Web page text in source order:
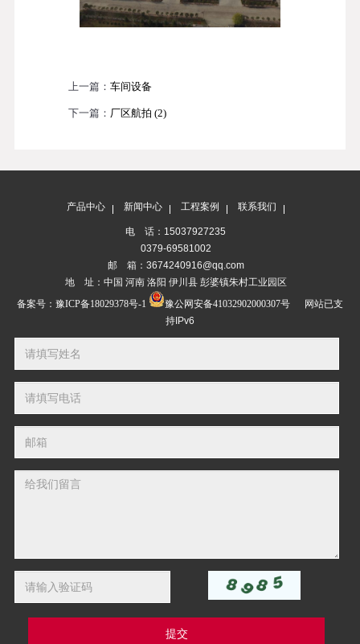
上一篇：车间设备
下一篇： 厂区航拍 (2)
产品中心 新闻中心 工程案例 联系我们
电 话：15037927235
0379-69581002
邮 箱：3674240916@qq.com
地 址：中国 河南 洛阳 伊川县 彭婆镇朱村工业园区
备案号： 豫ICP备18029378号-1 豫公网安备41032902000307号
网站已支
持IPv6
提交